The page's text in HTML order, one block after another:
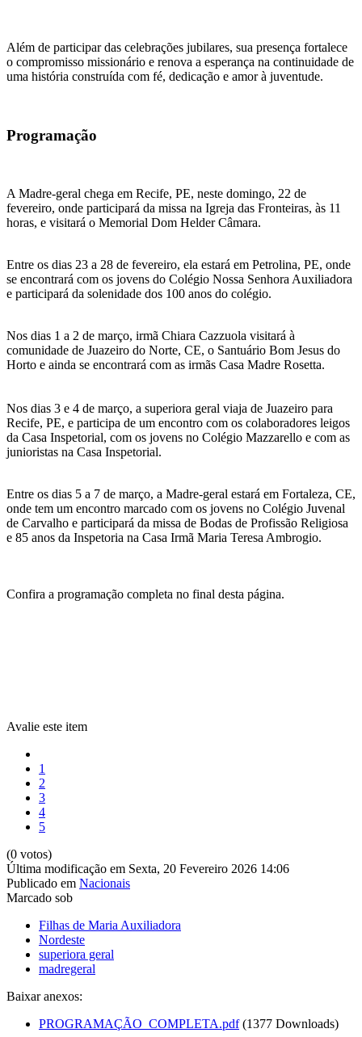
Além de participar das celebrações jubilares, sua presença fortalece
o compromisso missionário e renova a esperança na continuidade de
uma história construída com fé, dedicação e amor à juventude.
Programação
A Madre-geral chega em Recife, PE, neste domingo, 22 de
fevereiro, onde participará da missa na Igreja das Fronteiras, às 11
horas, e visitará o Memorial Dom Helder Câmara.
Entre os dias 23 a 28 de fevereiro, ela estará em Petrolina, PE, onde
se encontrará com os jovens do Colégio Nossa Senhora Auxiliadora
e participará da solenidade dos 100 anos do colégio.
Nos dias 1 a 2 de março, irmã Chiara Cazzuola visitará à
comunidade de Juazeiro do Norte, CE, o Santuário Bom Jesus do
Horto e ainda se encontrará com as irmãs Casa Madre Rosetta.
Nos dias 3 e 4 de março, a superiora geral viaja de Juazeiro para
Recife, PE, e participa de um encontro com os colaboradores leigos
da Casa Inspetorial, com os jovens no Colégio Mazzarello e com as
junioristas na Casa Inspetorial.
Entre os dias 5 a 7 de março, a Madre-geral estará em Fortaleza, CE,
onde tem um encontro marcado com os jovens no Colégio Juvenal
de Carvalho e participará da missa de Bodas de Profissão Religiosa
e 85 anos da Inspetoria na Casa Irmã Maria Teresa Ambrogio.
Confira a programação completa no final desta página.
Avalie este item
1
2
3
4
5
(0 votos)
Última modificação em Sexta, 20 Fevereiro 2026 14:06
Publicado em Nacionais
Marcado sob
Filhas de Maria Auxiliadora
Nordeste
superiora geral
madregeral
Baixar anexos:
PROGRAMAÇÃO_COMPLETA.pdf (1377 Downloads)